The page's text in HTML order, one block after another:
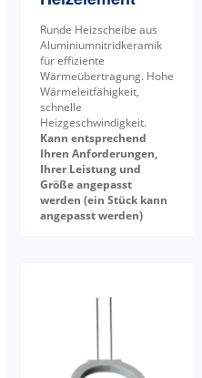
Runde Heizscheibe aus
Aluminiumnitridkeramik
für effiziente
Wärmeübertragung. Hohe
Wärmeleitfähigkeit,
schnelle
Heizgeschwindigkeit.
Kann entsprechend
Ihren Anforderungen,
Ihrer Leistung und
Größe angepasst
werden (ein Stück kann
angepasst werden)